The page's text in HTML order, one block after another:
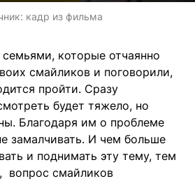
кадр из фильма
которые отчаянно
смайликов и поговорили,
пройти. Сразу
будет тяжело, но
Благодаря им о проблеме
замалчивать. И чем больше
и поднимать эту тему, тем
вопрос смайликов